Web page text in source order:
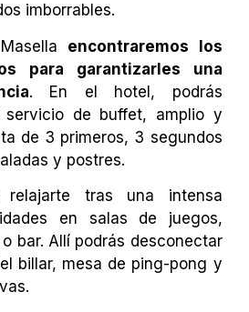
imborrables.
encontraremos los
para garantizarles una
. En el hotel, podrás
servicio de buffet, amplio y
de 3 primeros, 3 segundos
y postres.
relajarte tras una intensa
en salas de juegos,
bar. Allí podrás desconectar
billar, mesa de ping-pong y